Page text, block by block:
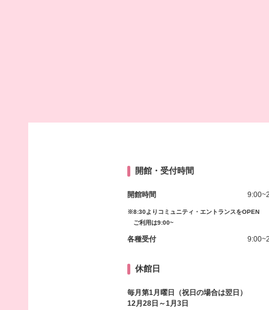
開館・受付時間
開館時間
※8:30よりコミュニティ・エントランスをOPEN
ご利用は9:00~
各種受付
休館日
毎月第1月曜日（祝日の場合は翌日）
12月28日～1月3日